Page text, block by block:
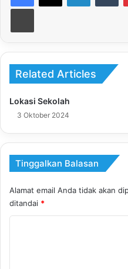
Print
Related Articles
Lokasi Sekolah
3 Oktober 2024
Tinggalkan Balasan
Alamat email Anda tidak akan
ditandai *